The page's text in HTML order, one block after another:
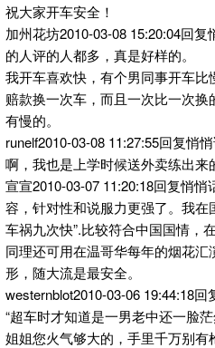
祝大家开车安全！
加州花坊2010-03-08 15:20:04回
的人评的人都多，真是好样的。
我开车喜欢快，有个男同事开车
赔款换一次车，而且一次比一次
有慢的。
runelf2010-03-08 11:27:55回复悄
啊，我也是上学时候送外卖练出来
宣宣2010-03-07 11:20:18回复悄
容，针对性和说服力更强了。我在
车祸九次快”.比较符合中国国情，
同理还可用在温哥华每年的烟花
形，随大流是最安全。
westernblot2010-03-06 19:44:18
“超车时才知道是一男老中还一脸
姐姐您火气够大的，手里千万别有